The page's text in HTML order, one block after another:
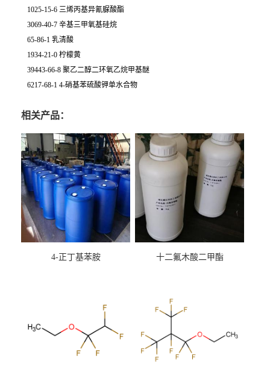
1025-15-6 三烯丙基异氰脲酸酯
3069-40-7 辛基三甲氧基硅烷
65-86-1 乳清酸
1934-21-0 柠檬黄
39443-66-8 聚乙二醇二环氧乙烷甲基醚
6217-68-1 4-硝基苯硫酸钾单水合物
相关产品：
4-正丁基苯胺 十二氟木酸二甲酯